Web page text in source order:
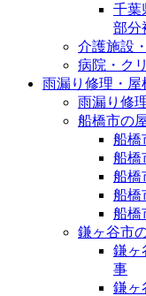
千葉
部分
介護施設
病院・ク
雨漏り修理・屋
雨漏り修
船橋市の
船橋
船橋
船橋
船橋
船橋
鎌ヶ谷市
鎌ヶ
事
鎌ヶ